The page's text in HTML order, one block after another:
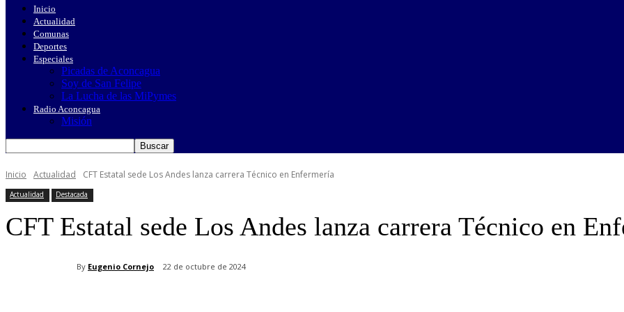
Inicio
Actualidad
Comunas
Deportes
Especiales
Picadas de Aconcagua
Soy de San Felipe
La Lucha de las MiPymes
Radio Aconcagua
Misión
Inicio Actualidad CFT Estatal sede Los Andes lanza carrera Técnico en Enfermería
Actualidad Destacada
CFT Estatal sede Los Andes lanza carrera Técnico en
By Eugenio Cornejo 22 de octubre de 2024